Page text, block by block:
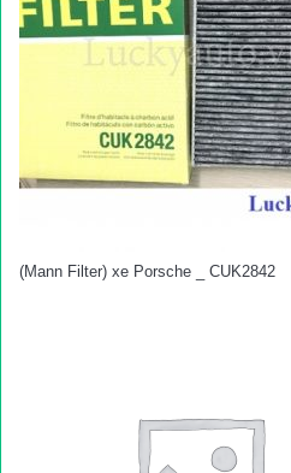
(Mann Filter) xe Porsche _ CUK2842